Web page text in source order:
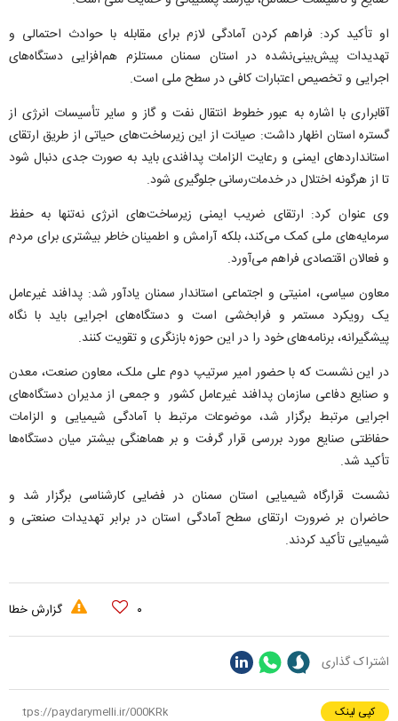
او تأکید کرد: فراهم کردن آمادگی لازم برای مقابله با حوادث احتمالی و
تهدیدات پیش‌بینی‌نشده در استان سمنان مستلزم هم‌افزایی دستگاه‌های
اجرایی و تخصیص اعتبارات کافی در سطح ملی است.
آقابراری با اشاره به عبور خطوط انتقال نفت و گاز و سایر تأسیسات انرژی از
گستره استان اظهار داشت: صیانت از این زیرساخت‌های حیاتی از طریق ارتقای
استاندارد‌های ایمنی و رعایت الزامات پدافندی باید به صورت جدی دنبال شود
تا از هرگونه اختلال در خدمات‌رسانی جلوگیری شود.
وی عنوان کرد: ارتقای ضریب ایمنی زیرساخت‌های انرژی نه‌تنها به حفظ
سرمایه‌های ملی کمک می‌کند، بلکه آرامش و اطمینان خاطر بیشتری برای مردم
و فعالان اقتصادی فراهم می‌آورد.
معاون سیاسی، امنیتی و اجتماعی استاندار سمنان یادآور شد: پدافند غیرعامل
یک رویکرد مستمر و فرابخشی است و دستگاه‌های اجرایی باید با نگاه
پیشگیرانه، برنامه‌های خود را در این حوزه بازنگری و تقویت کنند.
در این نشست که با حضور امیر سرتیپ دوم علی ملک، معاون صنعت، معدن
و صنایع دفاعی سازمان پدافند غیرعامل کشور و جمعی از مدیران دستگاه‌های
اجرایی مرتبط برگزار شد، موضوعات مرتبط با آمادگی شیمیایی و الزامات
حفاظتی صنایع مورد بررسی قرار گرفت و بر هماهنگی بیشتر میان دستگاه‌ها
تأکید شد.
نشست قرارگاه شیمیایی استان سمنان در فضایی کارشناسی برگزار شد و
حاضران بر ضرورت ارتقای سطح آمادگی استان در برابر تهدیدات صنعتی و
شیمیایی تأکید کردند.
۰ گزارش خطا
اشتراک گذاری
کپی لینک